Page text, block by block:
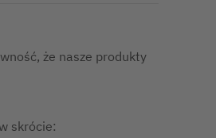
że nasze produkty
skrócie: